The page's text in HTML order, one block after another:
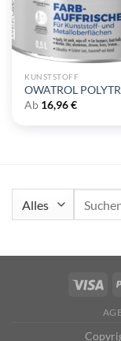
KUNSTSTOFF
OWATROL
Ab 16,96€